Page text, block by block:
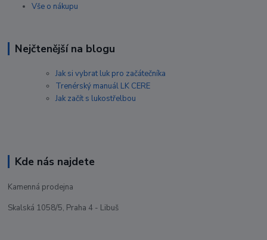
Vše o nákupu
Nejčtenější na blogu
Jak si vybrat luk pro začátečníka
Trenérský manuál LK CERE
Jak začít s lukostřelbou
Kde nás najdete
Kamenná prodejna
Skalská 1058/5, Praha 4 - Libuš